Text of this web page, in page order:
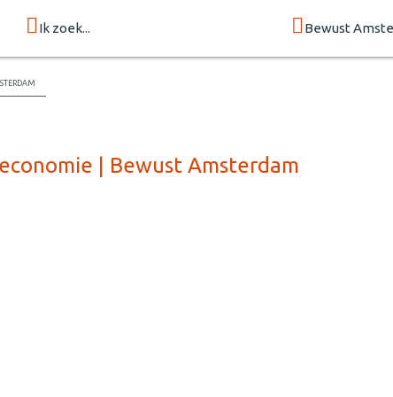
Ik zoek... Bewust
| Bewust Amsterdam